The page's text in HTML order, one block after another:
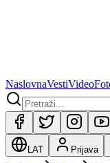
NaslovnaVestiVideo
LAT Prijava